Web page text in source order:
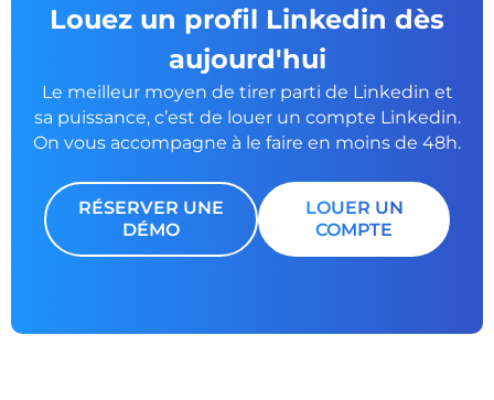
Louez un profil Linkedin dès
aujourd'hui
Le meilleur moyen de tirer parti de Linkedin et
sa puissance, c’est de louer un compte Linkedin.
On vous accompagne à le faire en moins de 48h.
RÉSERVER UNE
DÉMO
LOUER UN
COMPTE